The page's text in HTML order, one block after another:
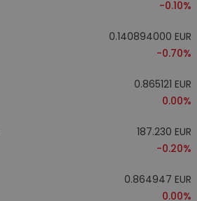
-0.10%
0.140894000 EUR
-0.70%
0.865121 EUR
0.00%
187.230 EUR
-0.20%
0.864947 EUR
0.00%